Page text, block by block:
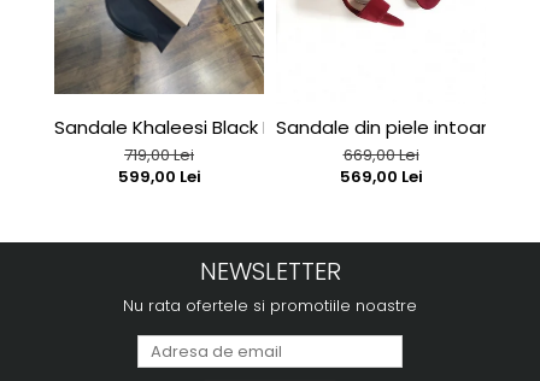
Sandale Khaleesi Black Patent
719,00 Lei
599,00 Lei
Sandale din piele intoarsa
669,00 Lei
569,00 Lei
NEWSLETTER
Nu rata ofertele si promotiile noastre